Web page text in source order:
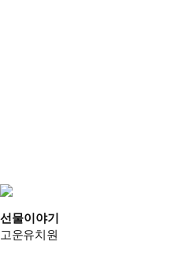
선물이야기
고운유치원